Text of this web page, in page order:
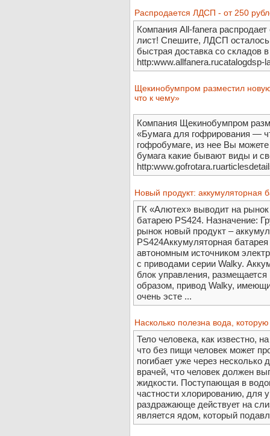
Распродается ЛДСП - от 250
Компания All-fanera
лист! Спешите, ЛДСП осталось
быстрая доставка со складов
http:www.allfanera.rucatalogdsp-
Щекинобумпром разместил
что к чему»
Компания Щекинобумпром
«Бумага для гофрирования —
гофробумаге, из нее Вы
бумага какие бывают виды и
Новый продукт: аккумуляторная
ГК «Алютех» выводит на
батарею PS424. Назначение:
рынок новый продукт –
PS424Аккумуляторная
автономным источником
с приводами серии Walky.
блок управления,
образом, привод Walky,
очень эсте ...
Насколько полезна вода,
Тело человека, как известно,
что без пищи человек может
погибает уже через несколько
врачей, что человек должен
жидкости. Поступающая в
частности хлорированию, для
раздражающе действует на
является ядом, который